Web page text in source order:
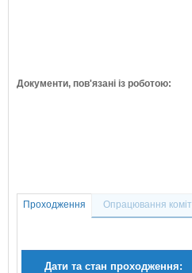
Документи, пов'язані із роботою:
Проходження Опрацювання
Дати та стан проходження: